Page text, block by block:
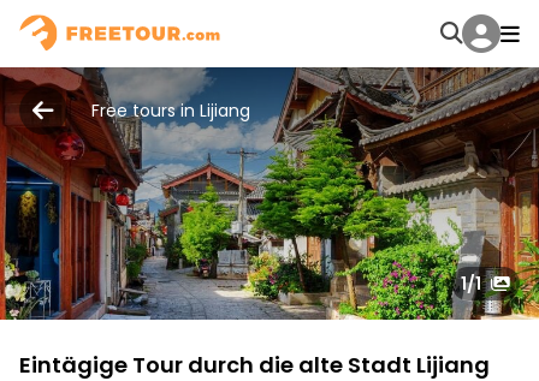
Free tours in Lijiang
1/1
Eintägige Tour durch die alte Stadt Lijiang